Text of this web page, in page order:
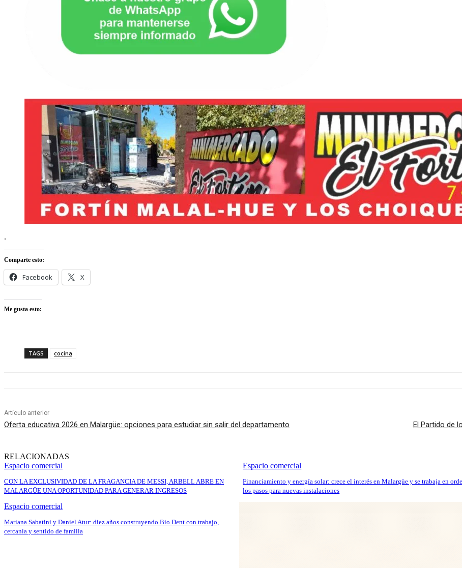
.
Comparte esto:
Facebook X
Me gusta esto:
TAGS cocina
Artículo anterior
Oferta educativa 2026 en Malargüe: opciones para estudiar sin salir del departamento El Partido de
RELACIONADAS
Espacio comercial
CON LA EXCLUSIVIDAD DE LA FRAGANCIA DE MESSI, ARBELL ABRE EN
MALARGÜE UNA OPORTUNIDAD PARA GENERAR INGRESOS
Espacio comercial
Financiamiento y energía solar: crece el interés en Malargüe y se trabaja en
los pasos para nuevas instalaciones
Espacio comercial
Mariana Sabatini y Daniel Atur: diez años construyendo Bio Dent con trabajo,
cercanía y sentido de familia